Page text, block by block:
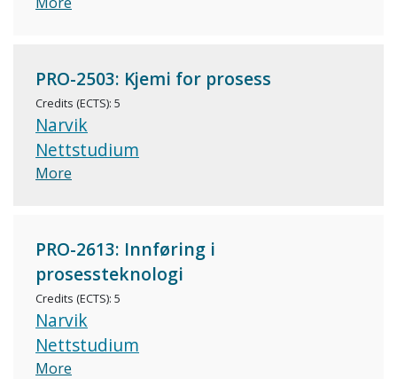
PRO-2503: Kjemi for prosess
Credits (ECTS): 5
Narvik
Nettstudium
More
PRO-2613: Innføring i
prosessteknologi
Credits (ECTS): 5
Narvik
Nettstudium
More